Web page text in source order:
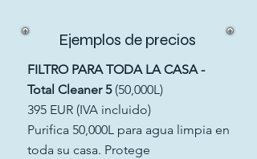
Ejemplos de precios
FILTRO PARA TODA LA CASA -
Total Cleaner 5(50,000L)
395 EUR (IVA incluido)
Purifica 50,000L para agua limpia en
toda su casa. Protege